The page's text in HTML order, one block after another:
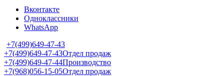
Вконтакте
Одноклассники
WhatsApp
+7(499)649-47-43
+7(499)649-47-43Отдел продаж
+7(499)649-47-44Производство
+7(968)056-15-05Отдел продаж